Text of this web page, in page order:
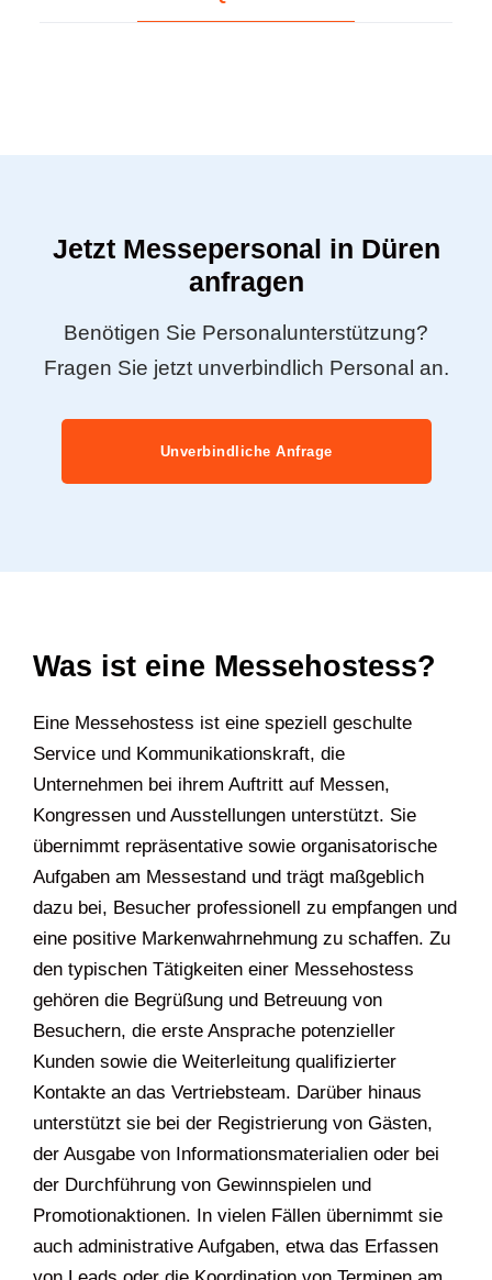
Jetzt Messepersonal in Düren
anfragen
Benötigen Sie Personalunterstützung?
Fragen Sie jetzt unverbindlich Personal an.
Unverbindliche Anfrage
Was ist eine Messehostess?
Eine Messehostess ist eine speziell geschulte
Service und Kommunikationskraft, die
Unternehmen bei ihrem Auftritt auf Messen,
Kongressen und Ausstellungen unterstützt. Sie
übernimmt repräsentative sowie organisatorische
Aufgaben am Messestand und trägt maßgeblich
dazu bei, Besucher professionell zu empfangen und
eine positive Markenwahrnehmung zu schaffen. Zu
den typischen Tätigkeiten einer Messehostess
gehören die Begrüßung und Betreuung von
Besuchern, die erste Ansprache potenzieller
Kunden sowie die Weiterleitung qualifizierter
Kontakte an das Vertriebsteam. Darüber hinaus
unterstützt sie bei der Registrierung von Gästen,
der Ausgabe von Informationsmaterialien oder bei
der Durchführung von Gewinnspielen und
Promotionaktionen. In vielen Fällen übernimmt sie
auch administrative Aufgaben, etwa das Erfassen